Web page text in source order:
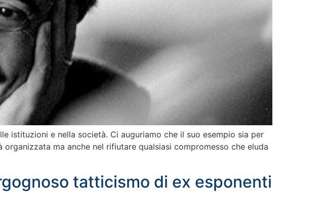
istituzioni e nella società. Ci auguriamo che il suo esempio sia per
ma anche nel rifiutare qualsiasi compromesso che eluda
tatticismo di ex esponenti